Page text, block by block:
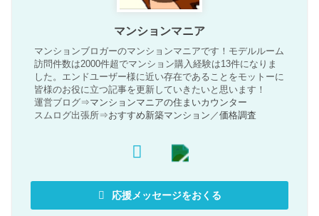
マンションマニア
マンションブロガーのマンションマニアです！モデルルーム
訪問件数は2000件超でマンション購入経験は13件になりま
した。エンドユーザー様に近い存在であることをモットーに
皆様のお役に立つ記事を更新していきたいと思います！
運営ブログ⇒マンションマニアの住まいカウンター
スムログ出張所⇒おすすめ新築マンション ／価格調査
応援メッセージをおくる